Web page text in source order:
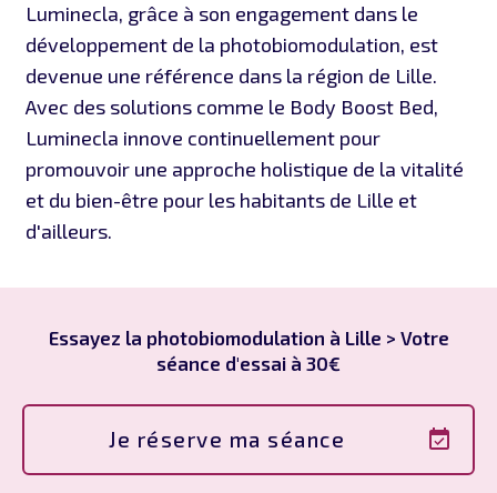
Luminecla, grâce à son engagement dans le
développement de la photobiomodulation, est
devenue une référence dans la région de Lille.
Avec des solutions comme le Body Boost Bed,
Luminecla innove continuellement pour
promouvoir une approche holistique de la vitalité
et du bien-être pour les habitants de Lille et
d'ailleurs.
Essayez la photobiomodulation à Lille > Votre
séance d'essai à 30€
Je réserve ma séance